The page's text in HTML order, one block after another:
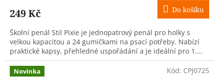
249 Kč Do košíku
Školní penál Stil Pixie je jednopatrový penál pro holky s
velkou kapacitou a 24 gumičkami na psací potřeby. Nabízí
praktické kapsy, přehledné uspořádání a je ideální pro 1....
Novinka Kód: CPJ0725